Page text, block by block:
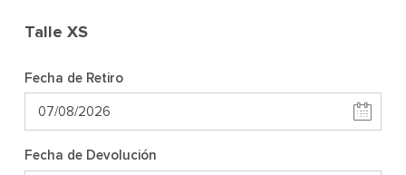
Talle XS
Fecha de Retiro
Fecha de Devolución